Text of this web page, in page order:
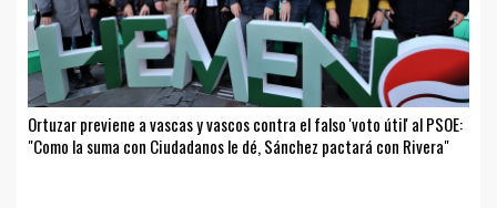
Ortuzar previene a vascas y vascos contra el falso 'voto útil' al PSOE:
"Como la suma con Ciudadanos le dé, Sánchez pactará con Rivera"